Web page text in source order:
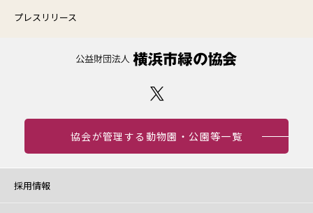
プレスリリース
協会が管理する動物園・公園等一覧
採用情報